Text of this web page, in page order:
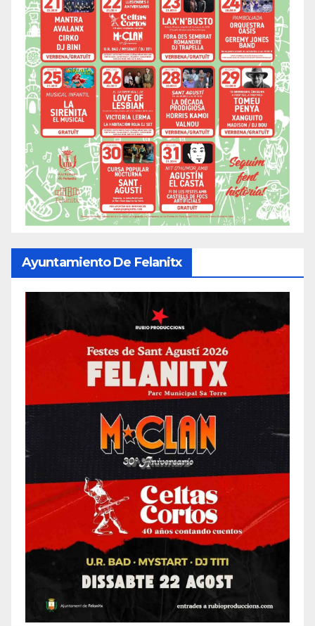
Ayuntamiento De Felanitx